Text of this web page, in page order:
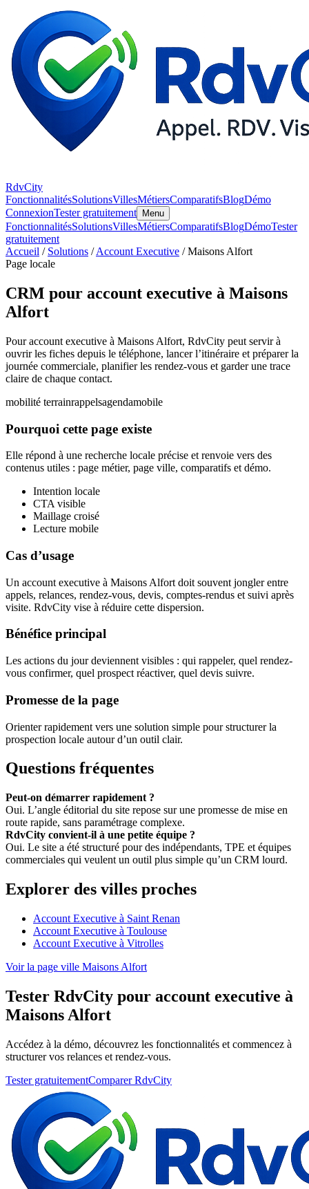
RdvCity
FonctionnalitésSolutionsVillesMétiersComparatifsBlogDémo
ConnexionTester gratuitement Menu
FonctionnalitésSolutionsVillesMétiersComparatifsBlogDémoTester
gratuitement
Accueil / Solutions /Account Executive / Maisons Alfort
Page locale
CRM pour account executive à Maisons
Alfort
Pour account executive à Maisons Alfort, RdvCity peut servir à
ouvrir les fiches depuis le téléphone, lancer l’itinéraire et préparer la
journée commerciale, planifier les rendez-vous et garder une trace
claire de chaque contact.
mobilité terrainrappelsagendamobile
Pourquoi cette page existe
Elle répond à une recherche locale précise et renvoie vers des
contenus utiles : page métier, page ville, comparatifs et démo.
Intention locale
CTA visible
Maillage croisé
Lecture mobile
Cas d’usage
Un account executive à Maisons Alfort doit souvent jongler entre
appels, relances, rendez-vous, devis, comptes-rendus et suivi après
visite. RdvCity vise à réduire cette dispersion.
Bénéfice principal
Les actions du jour deviennent visibles : qui rappeler, quel rendez-
vous confirmer, quel prospect réactiver, quel devis suivre.
Promesse de la page
Orienter rapidement vers une solution simple pour structurer la
prospection locale autour d’un outil clair.
Questions fréquentes
Peut-on démarrer rapidement ?
Oui. L’angle éditorial du site repose sur une promesse de mise en
route rapide, sans paramétrage complexe.
RdvCity convient-il à une petite équipe ?
Oui. Le site a été structuré pour des indépendants, TPE et équipes
commerciales qui veulent un outil plus simple qu’un CRM lourd.
Explorer des villes proches
Account Executive à Saint Renan
Account Executive à Toulouse
Account Executive à Vitrolles
Voir la page ville Maisons Alfort
Tester RdvCity pour account executive à
Maisons Alfort
Accédez à la démo, découvrez les fonctionnalités et commencez à
structurer vos relances et rendez-vous.
Tester gratuitementComparer RdvCity